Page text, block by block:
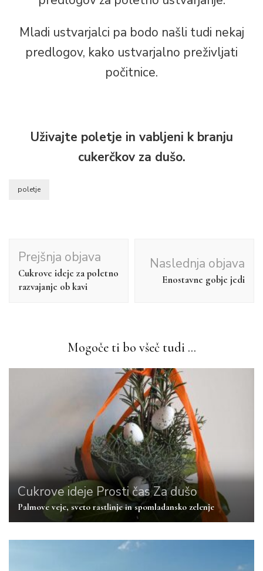
Mladi ustvarjalci pa bodo našli tudi nekaj
predlogov, kako ustvarjalno preživljati
počitnice.
Uživajte poletje in vabljeni k branju
cukerčkov za dušo.
poletje
Navigacija
objav
Prejšnja objava
Cukrove ideje za poletno
razvajanje ob kavi
Naslednja objava
Enostavne gobje jedi
Mogoče ti bo všeč tudi ...
Cukrove ideje Prosti časZa dušo
Palmove veje, sveto rastlinje in spomladansko zelenje